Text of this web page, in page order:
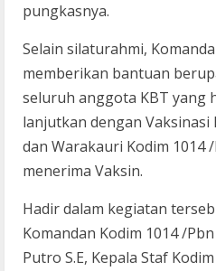
pungkasnya.
Selain silaturahmi,
memberikan bantuan
seluruh anggota KBT yang
lanjutkan dengan
dan Warakauri Kodim 1014
menerima Vaksin.
Hadir dalam kegiatan
Komandan Kodim 1014 /
Putro S.E, Kepala Staf